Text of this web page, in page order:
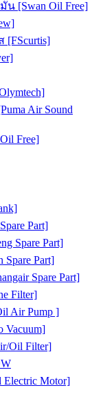
[Swan Oil Free]
[FScurtis]
Air Sound
Free]
Part]
Spare Part]
Part]
Spare Part]
Filter]
Air Pump ]
Oil Filter]
Motor]